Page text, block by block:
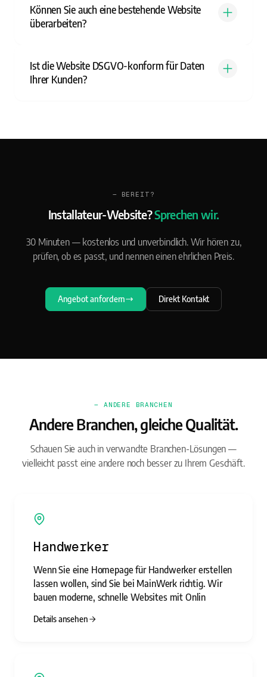
Können Sie auch eine bestehende Website
überarbeiten?
Ist die Website DSGVO-konform für Daten
Ihrer Kunden?
— BEREIT?
Installateur-Website?Sprechen wir.
30 Minuten — kostenlos und unverbindlich. Wir hören zu,
prüfen, ob es passt, und nennen einen ehrlichen Preis.
Angebot anfordern Direkt Kontakt
— ANDERE BRANCHEN
Andere Branchen, gleiche Qualität.
Schauen Sie auch in verwandte Branchen-Lösungen —
vielleicht passt eine andere noch besser zu Ihrem Geschäft.
Handwerker
Wenn Sie eine Homepage für Handwerker erstellen
lassen wollen, sind Sie bei MainWerk richtig. Wir
bauen moderne, schnelle Websites mit Onlin
Details ansehen